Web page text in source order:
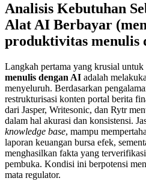
Analisis Kebutuhan
Alat AI Berbayar
produktivitas menulis
Langkah pertama yang krusial untuk
menulis dengan AI adalah
menyeluruh. Berdasarkan
restrukturisasi konten portal berita
dari Jasper, Writesonic, dan Rytr
dalam hal akurasi dan konsistensi.
knowledge base, mampu
laporan keuangan bursa efek,
menghasilkan fakta yang
pembuka. Kondisi ini berpotensi
mata regulator.